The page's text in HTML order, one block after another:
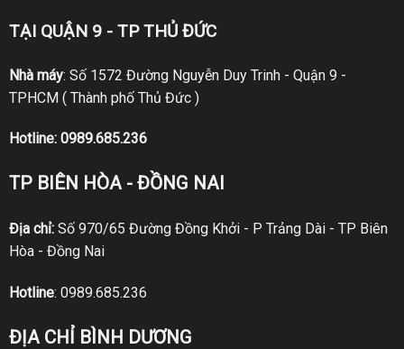
TẠI QUẬN 9 - TP THỦ ĐỨC
Nhà máy: Số 1572 Đường Nguyễn Duy Trinh - Quận 9 -
TPHCM ( Thành phố Thủ Đức )
Hotline: 0989.685.236
TP BIÊN HÒA - ĐỒNG NAI
Địa chỉ:Số 970/65 Đường Đồng Khởi - P Trảng Dài - TP Biên
Hòa - Đồng Nai
Hotline: 0989.685.236
ĐỊA CHỈ BÌNH DƯƠNG